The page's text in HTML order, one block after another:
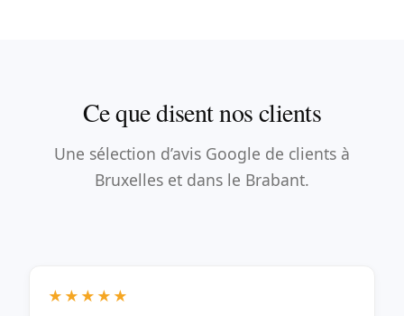
Ce que disent nos clients
Une sélection d’avis Google de clients à
Bruxelles et dans le Brabant.
★★★★★